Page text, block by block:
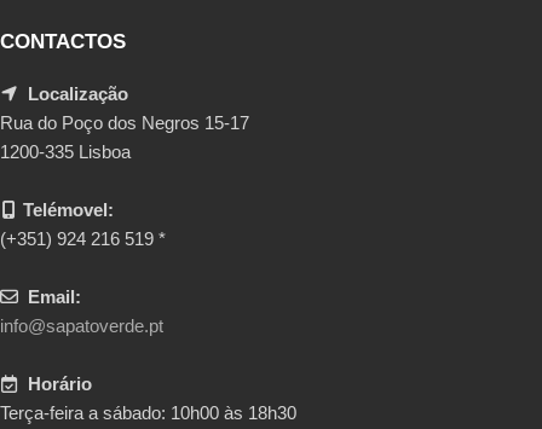
CONTACTOS
Localização
Rua do Poço dos Negros 15-17
1200-335 Lisboa
Telémovel:
(+351) 924 216 519 *
Email:
info@sapatoverde.pt
Horário
Terça-feira a sábado: 10h00 às 18h30